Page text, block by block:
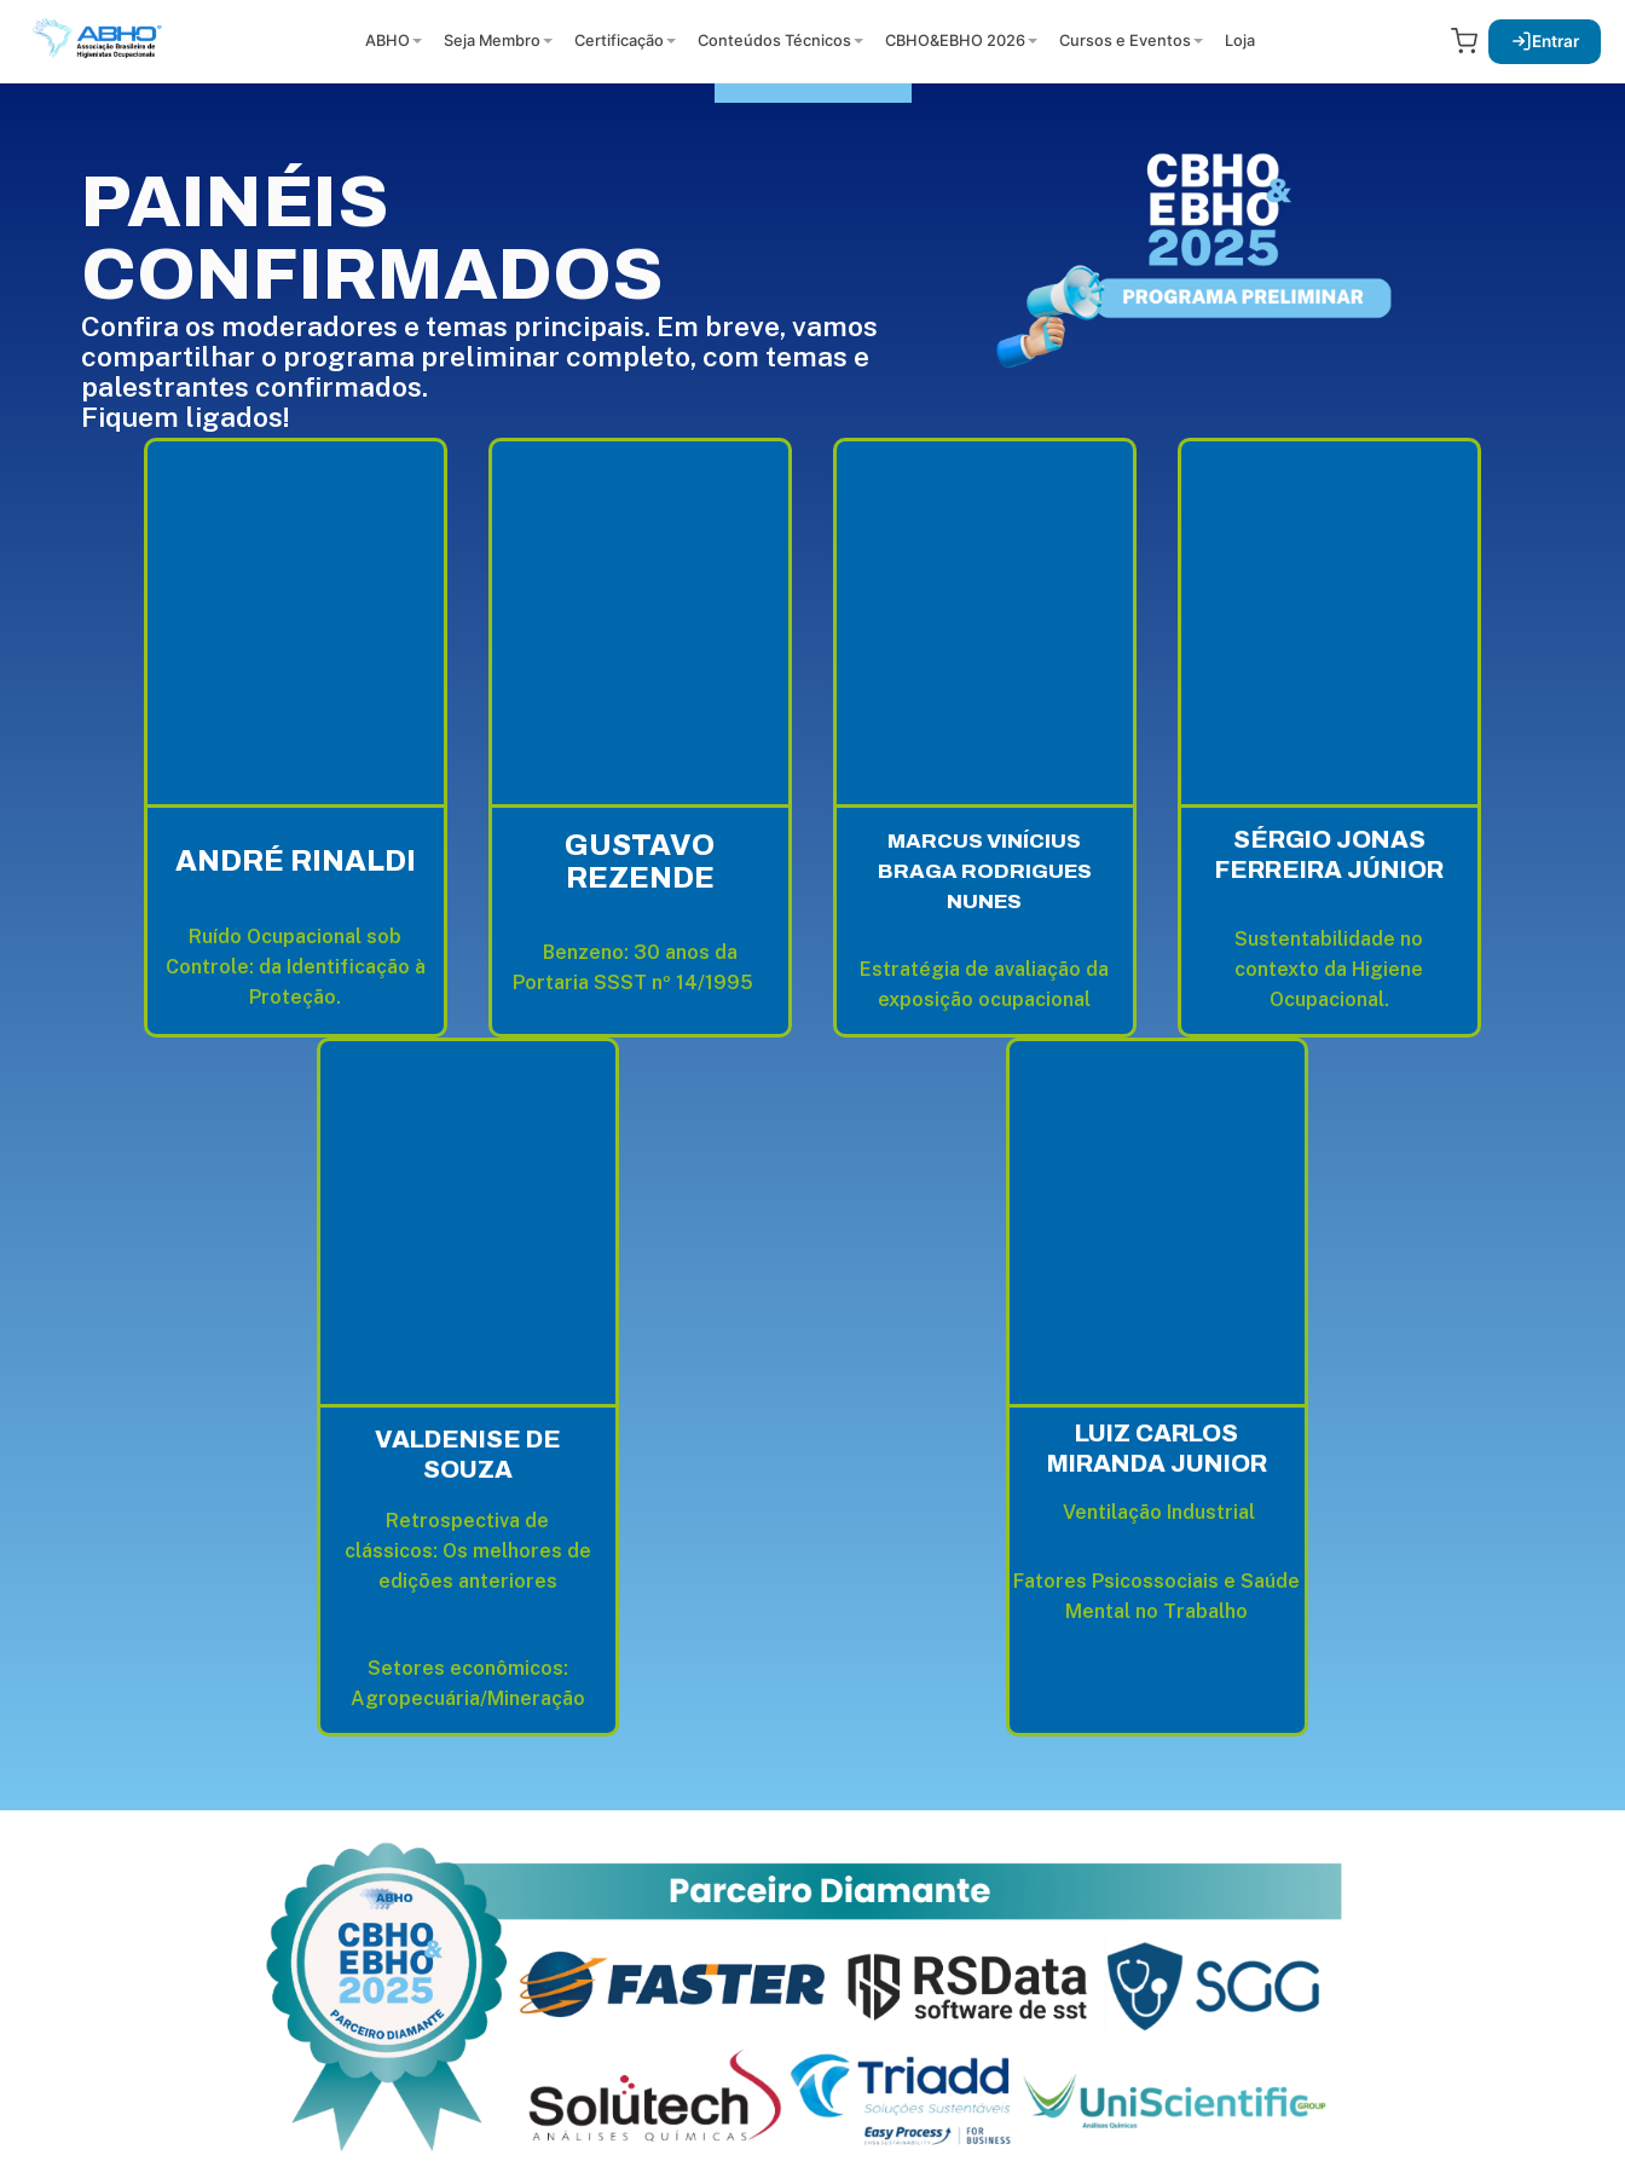
ABHO Seja Membro Certificação Conteúdos Técnicos CBHO&EBHO 2026 Cursos e Eventos Loja Entrar
PAINÉIS
CONFIRMADOS
Confira os moderadores e temas principais. Em breve, vamos
compartilhar o programa preliminar completo, com temas e
palestrantes confirmados.
Fiquem ligados!
ANDRÉ RINALDI
Ruído Ocupacional sob
Controle: da Identificação à
Proteção.
GUSTAVO
REZENDE
Benzeno: 30 anos da
Portaria SSST nº 14/1995
MARCUS VINÍCIUS
BRAGA RODRIGUES
NUNES
Estratégia de avaliação da
exposição ocupacional
SÉRGIO JONAS
FERREIRA JÚNIOR
Sustentabilidade no
contexto da Higiene
Ocupacional.
VALDENISE DE
SOUZA
Retrospectiva de
clássicos: Os melhores de
edições anteriores
Setores econômicos:
Agropecuária/Mineração
LUIZ CARLOS
MIRANDA JUNIOR
Ventilação Industrial
Fatores Psicossociais e Saúde
Mental no Trabalho